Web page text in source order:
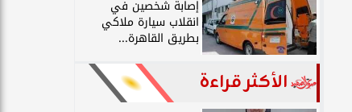
إصابة شخصين في
انقلاب سيارة ملاكي
بطريق القاهرة...
الأكثر قراءة